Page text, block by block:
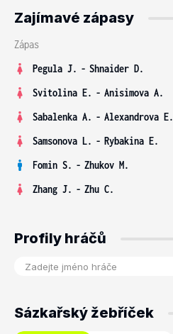
Zajímavé zápasy
Zápas
Pegula J. - Shnaider D.
Svitolina E. - Anisimova A.
Sabalenka A. - Alexandrova E.
Samsonova L. - Rybakina E.
Fomin S. - Zhukov M.
Zhang J. - Zhu C.
Profily hráčů
Sázkařský žebříček